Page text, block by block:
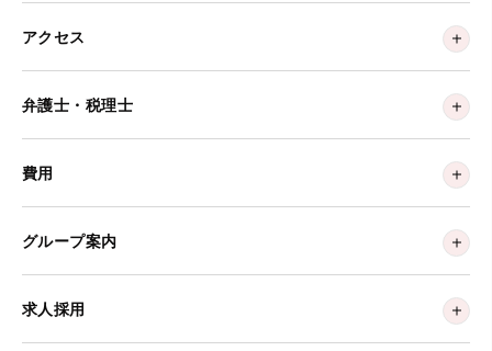
アクセス
弁護士・税理士
費用
グループ案内
求人採用